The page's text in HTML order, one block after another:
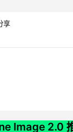
享
Image 2.0